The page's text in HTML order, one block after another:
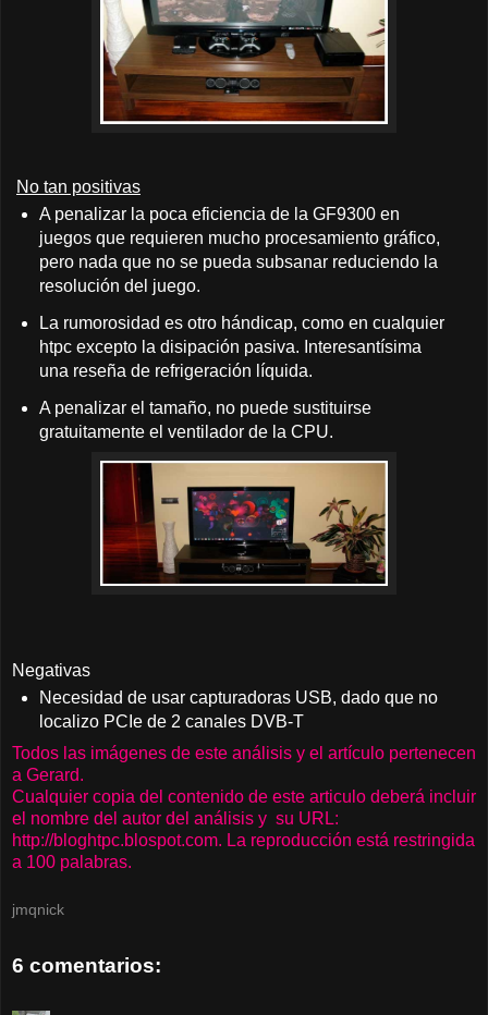
No tan positivas
A penalizar la poca eficiencia de la GF9300 en
juegos que requieren mucho procesamiento gráfico,
pero nada que no se pueda subsanar reduciendo la
resolución del juego.
La rumorosidad es otro hándicap, como en cualquier
htpc excepto la disipación pasiva. Interesantísima
una reseña de refrigeración líquida.
A penalizar el tamaño, no puede sustituirse
gratuitamente el ventilador de la CPU.
Negativas
Necesidad de usar capturadoras USB, dado que no
localizo PCIe de 2 canales DVB-T
Todos las imágenes de este análisis y el artículo pertenecen
a Gerard.
Cualquier copia del contenido de este articulo deberá incluir
el nombre del autor del análisis y su URL:
http://bloghtpc.blospot.com. La reproducción está restringida
a 100 palabras.
jmqnick
6 comentarios: